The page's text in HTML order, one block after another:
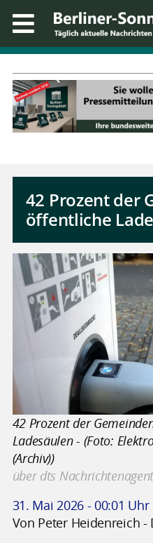
42 Prozent der
öffentliche
42 Prozent der
Ladesäulen - (Foto:
(Archiv))
über dts
31. Mai 2026 - 00:01 Uhr
Von Peter Heidenreich -